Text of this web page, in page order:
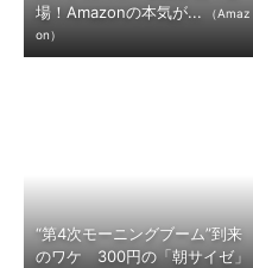
場！Amazonの本気が...
（Amaz
on）
“第4次モーニングブーム”到来
のワケ 300円の「朝サイゼ」